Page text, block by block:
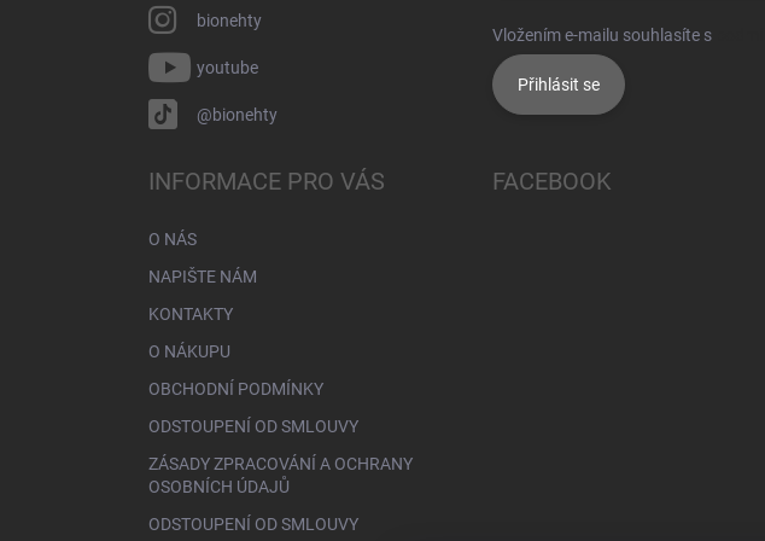
bionehty
youtube
@bionehty
Vložením e-mailu souhlasíte s
Přihlásit se
INFORMACE PRO VÁS
O NÁS
NAPIŠTE NÁM
KONTAKTY
O NÁKUPU
OBCHODNÍ PODMÍNKY
ODSTOUPENÍ OD SMLOUVY
ZÁSADY ZPRACOVÁNÍ A OCHRANY
OSOBNÍCH ÚDAJŮ
ODSTOUPENÍ OD SMLOUVY
FACEBOOK